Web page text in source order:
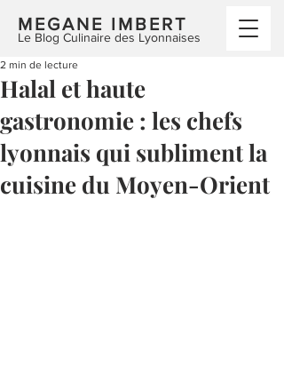
MEGANE IMBERT
Le Blog Culinaire des Lyonnaises
Halal et haute
gastronomie : les chefs
lyonnais qui subliment la
cuisine du Moyen-Orient
2 min de lecture